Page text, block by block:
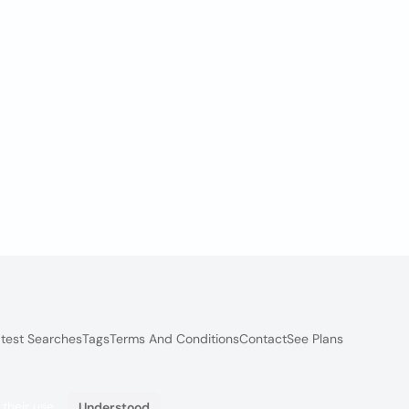
SearchesTagsTerms And ConditionsContactSee Plans